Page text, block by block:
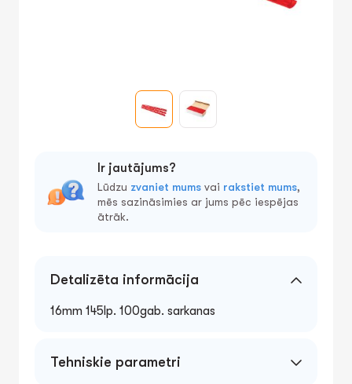
Ir jautājums?
Lūdzu zvaniet mums vai rakstiet mums,
mēs sazināsimies ar jums pēc iespējas
ātrāk.
Detalizēta informācija
16mm 145lp. 100gab. sarkanas
Tehniskie parametri